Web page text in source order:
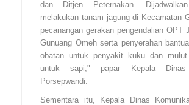
dan Ditjen Peternakan.
melakukan tanam jagung di Kecamatan
pecanangan gerakan pengendalian OPT
Gunuang Omeh serta penyerahan
obatan untuk penyakit kuku dan
untuk sapi," papar Kepala
Porsepwandi.
Sementara itu, Kepala Dinas